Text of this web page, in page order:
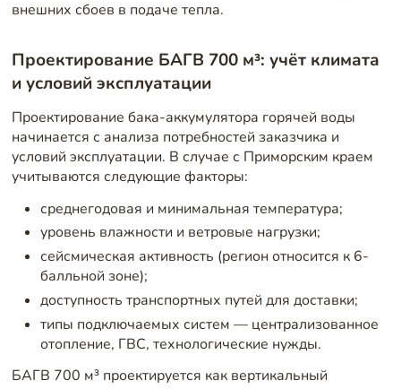
внешних сбоев в подаче тепла.
Проектирование БАГВ 700 м³: учёт климата
и условий эксплуатации
Проектирование бака-аккумулятора горячей воды
начинается с анализа потребностей заказчика и
условий эксплуатации. В случае с Приморским краем
учитываются следующие факторы:
среднегодовая и минимальная температура;
уровень влажности и ветровые нагрузки;
сейсмическая активность (регион относится к 6-
балльной зоне);
доступность транспортных путей для доставки;
типы подключаемых систем — централизованное
отопление, ГВС, технологические нужды.
БАГВ 700 м³ проектируется как вертикальный